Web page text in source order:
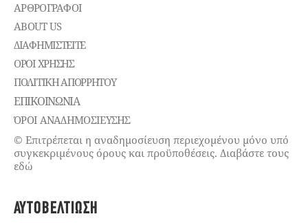
ΑΡΘΡΟΓΡΑΦΟΙ
ABOUT US
ΔΙΑΦΗΜΙΣΤΕΊΤΕ
ΌΡΟΙ ΧΡΉΣΗΣ
ΠΟΛΙΤΙΚΉ ΑΠΟΡΡΉΤΟΥ
ΕΠΙΚΟΙΝΩΝΊΑ
ΌΡΟΙ ΑΝΑΔΗΜΟΣΙΕΥΣΗΣ
© Επιτρέπεται η αναδημοσίευση περιεχομένου μόνο υπό
συγκεκριμένους όρους και προϋποθέσεις. Διαβάστε τους
εδώ
ΑΥΤΟΒΕΛΤΊΩΣΗ